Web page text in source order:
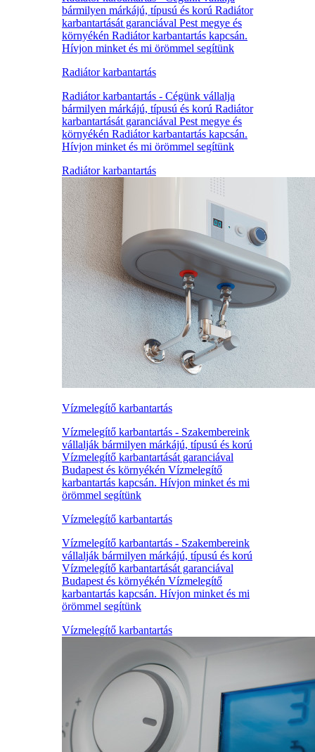
bármilyen márkájú, típusú és korú Radiátor
karbantartását garanciával Pest megye és
környékén Radiátor karbantartás kapcsán.
Hívjon minket és mi örömmel segítünk
Radiátor karbantartás
Radiátor karbantartás - Cégünk vállalja
bármilyen márkájú, típusú és korú Radiátor
karbantartását garanciával Pest megye és
környékén Radiátor karbantartás kapcsán.
Hívjon minket és mi örömmel segítünk
Radiátor karbantartás
Vízmelegítő karbantartás
Vízmelegítő karbantartás - Szakembereink
vállalják bármilyen márkájú, típusú és korú
Vízmelegítő karbantartását garanciával
Budapest és környékén Vízmelegítő
karbantartás kapcsán. Hívjon minket és mi
örömmel segítünk
Vízmelegítő karbantartás
Vízmelegítő karbantartás - Szakembereink
vállalják bármilyen márkájú, típusú és korú
Vízmelegítő karbantartását garanciával
Budapest és környékén Vízmelegítő
karbantartás kapcsán. Hívjon minket és mi
örömmel segítünk
Vízmelegítő karbantartás